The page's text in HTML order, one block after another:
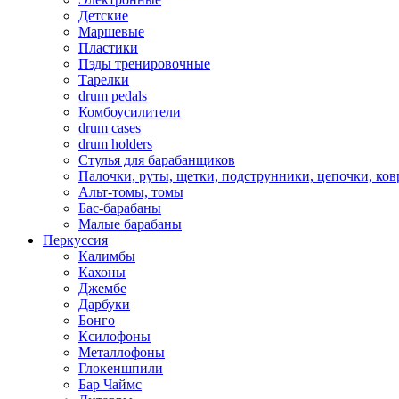
Детские
Маршевые
Пластики
Пэды тренировочные
Тарелки
drum pedals
Комбоусилители
drum cases
drum holders
Стулья для барабанщиков
Палочки, руты, щетки, подструнники, цепочки,
Альт-томы, томы
Бас-барабаны
Малые барабаны
Перкуссия
Калимбы
Кахоны
Джембе
Дарбуки
Бонго
Ксилофоны
Металлофоны
Глокеншпили
Бар Чаймс